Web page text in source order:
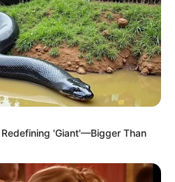
'Giant'—Bigger Than